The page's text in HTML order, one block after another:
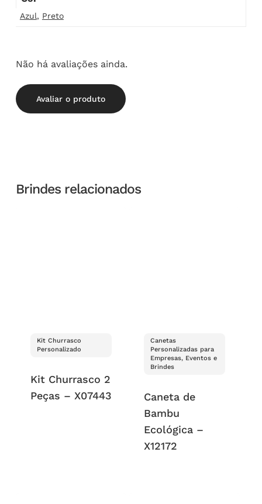
Azul, Preto
Não há avaliações ainda.
Avaliar o produto
Brindes relacionados
Kit Churrasco
Personalizado
Kit Churrasco 2
Peças – X07443
Canetas
Personalizadas para
Empresas, Eventos e
Brindes
Caneta de
Bambu
Ecológica –
X12172